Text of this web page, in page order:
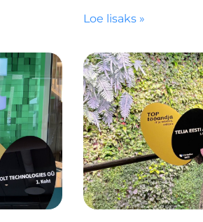
Loe lisaks »